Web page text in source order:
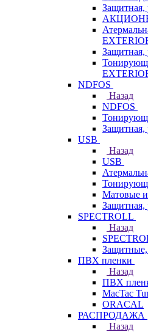
Защитная,
Защитная,
NDFOS
Назад
NDFOS
Защитная,
USB
Назад
USB
Матовые
Защитная,
SPECTROLL
Назад
ПВХ пленки
Назад
ПВХ
MacTac
ORACAL
РАСПРОДАЖА
Назад